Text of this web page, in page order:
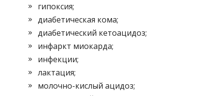
гипоксия;
диабетическая кома;
диабетический кетоацидоз;
инфаркт миокарда;
инфекции;
лактация;
молочно-кислый ацидоз;